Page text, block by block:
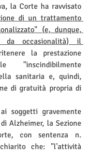
di un trattamento
(e, dunque,
da occasionalità) il
la prestazione
"inscindibilmente
sanitaria e, quindi,
di gratuità propria di
soggetti gravemente
Alzheimer, la Sezione
con sentenza n.
che: "l'attività